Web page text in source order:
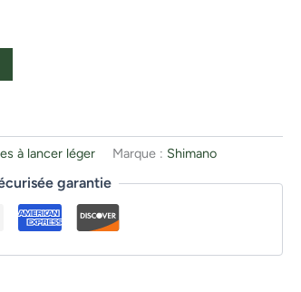
à lancer léger Marque : Shimano
garantie